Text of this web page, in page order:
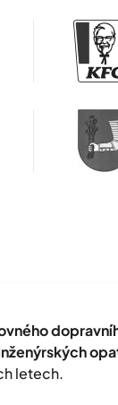
letech.